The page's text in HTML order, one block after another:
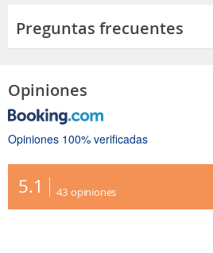
Preguntas frecuentes
Opiniones
Opiniones 100% verificadas
5.1 43 opiniones